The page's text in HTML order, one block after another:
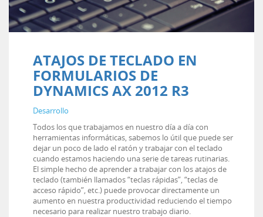
ATAJOS DE TECLADO EN
FORMULARIOS DE
DYNAMICS AX 2012 R3
Desarrollo
Todos los que trabajamos en nuestro día a día con
herramientas informáticas, sabemos lo útil que puede ser
dejar un poco de lado el ratón y trabajar con el teclado
cuando estamos haciendo una serie de tareas rutinarias.
El simple hecho de aprender a trabajar con los atajos de
teclado (también llamados “teclas rápidas”, “teclas de
acceso rápido”, etc.) puede provocar directamente un
aumento en nuestra productividad reduciendo el tiempo
necesario para realizar nuestro trabajo diario.